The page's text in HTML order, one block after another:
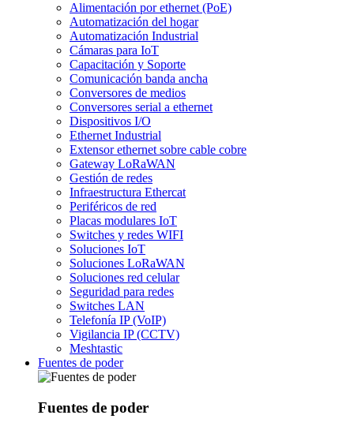
Alimentación por ethernet (PoE)
Automatización del hogar
Automatización Industrial
Cámaras para IoT
Capacitación y Soporte
Comunicación banda ancha
Conversores de medios
Conversores serial a ethernet
Dispositivos I/O
Ethernet Industrial
Extensor ethernet sobre cable cobre
Gateway LoRaWAN
Gestión de redes
Infraestructura Ethercat
Periféricos de red
Placas modulares IoT
Switches y redes WIFI
Soluciones IoT
Soluciones LoRaWAN
Soluciones red celular
Seguridad para redes
Switches LAN
Telefonía IP (VoIP)
Vigilancia IP (CCTV)
Meshtastic
Fuentes de poder
Fuentes de poder